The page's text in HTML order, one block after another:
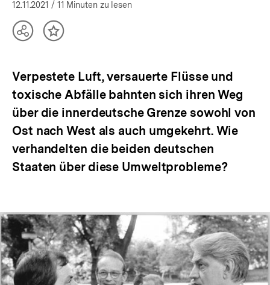
öffnen
12.11.2021 / 11 Minuten zu lesen
TeilenInhalt
Verpestete Luft, versauerte Flüsse und
toxische Abfälle bahnten sich ihren Weg
über die innerdeutsche Grenze sowohl von
Ost nach West als auch umgekehrt. Wie
verhandelten die beiden deutschen
Staaten über diese Umweltprobleme?